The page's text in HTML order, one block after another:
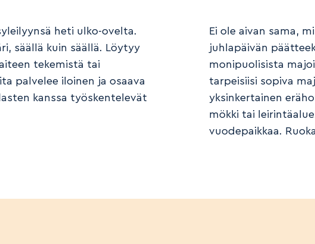
heti ulko-ovelta.
säällä kuin säällä. Löytyy
tekemistä tai
palvelee iloinen ja osaava
kanssa työskentelevät
Ei ole aivan sama,
juhlapäivän
monipuolisista
tarpeisiisi sopiva
yksinkertainen
mökki tai
vuodepaikkaa.